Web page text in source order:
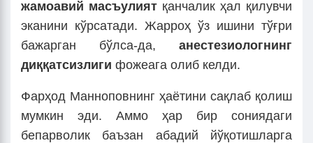
жамоавий масъулият қанчалик ҳал қилувчи
эканини кўрсатади. Жарроҳ ўз ишини тўғри
бажарган бўлса-да, анестезиологнинг
диққатсизлиги фожеага олиб келди.
Фарҳод Манноповнинг ҳаётини сақлаб қолиш
мумкин эди. Аммо ҳар бир сониядаги
бепарволик баъзан абадий йўқотишларга